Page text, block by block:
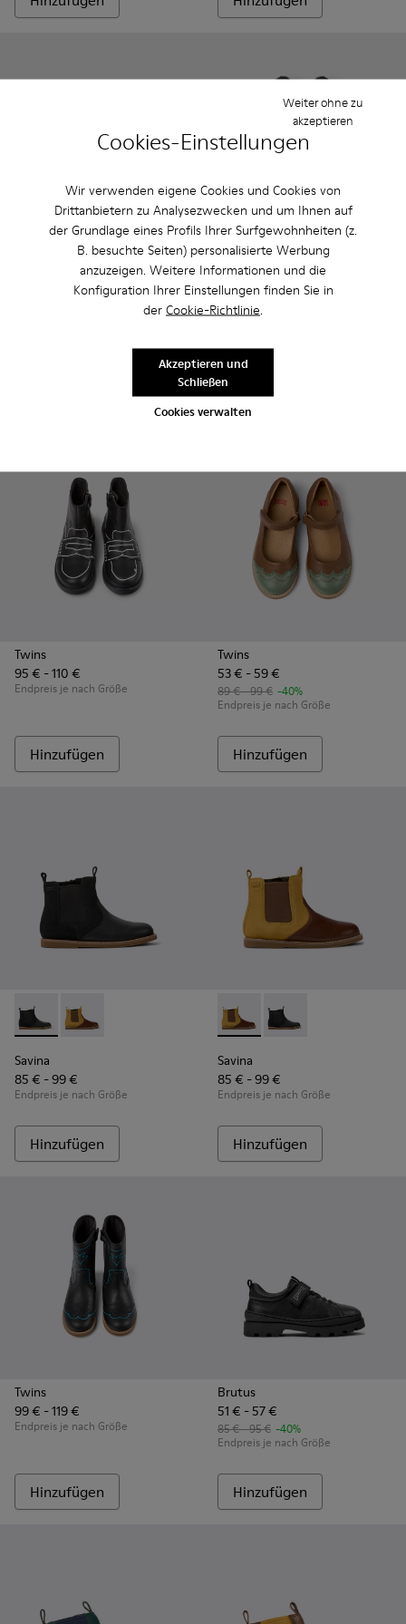
Cookies-Einstellungen
Wir verwenden eigene Cookies und Cookies von
Drittanbietern zu Analysezwecken und um Ihnen auf
der Grundlage eines Profils Ihrer Surfgewohnheiten (z.
B. besuchte Seiten) personalisierte Werbung
anzuzeigen. Weitere Informationen und die
Konfiguration Ihrer Einstellungen finden Sie in
der Cookie-Richtlinie.
Cookies verwalten
Weiter ohne zu
akzeptieren
Akzeptieren und
Schließen
Peu - 80153-082 - Blaue Lederstiefeletten für Kinder.
Peu - 80153-120
Peu - 80153-119
Peu - 80153-116
Peu - 80153-115
Peu - 80153-113Peu - 80153-108
Twins - K800549-001 -
Twins - K800549-006
Twins -
Twins
Endpreis je nach Größe
Hinzufügen
Twins
95 € - 110 €
Endpreis je nach Größe
Hinzufügen
Twins
53 € - 59 €
89 € - 99 € -40%
Endpreis je nach Größe
Hinzufügen
Savina - K900343-001 - Schwarze Kinderstiefelette aus
Savina - K900343-002 - Braune Kinderstiefelette
Savina
85 € - 99 €
Endpreis je nach Größe
Hinzufügen
Savina - K900343-002 -
Savina - K900343-
Savina
85 € - 99 €
Endpreis je nach Größe
Hinzufügen
Twins
99 € - 119 €
Endpreis je nach Größe
Hinzufügen
Brutus
51 € - 57 €
85 € - 95 € -40%
Endpreis je nach Größe
Hinzufügen